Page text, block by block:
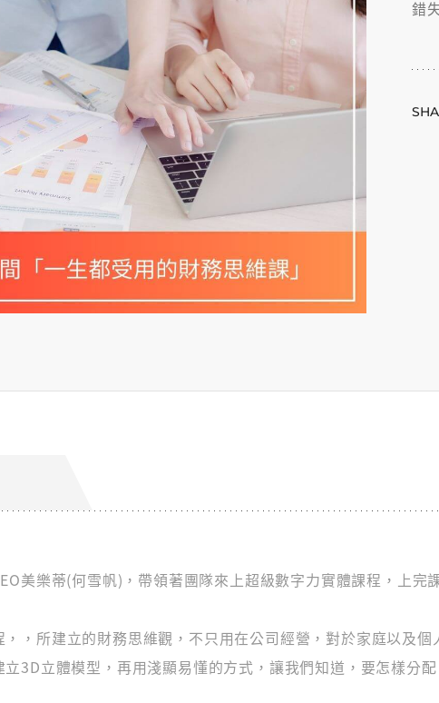
錯
美樂蒂(何雪帆)，帶領著團隊來上超級數字力實體課程，上完
，，所建立的財務思維觀，不只用在公司經營，對於家庭以及
3D立體模型，再用淺顯易懂的方式，讓我們知道，要怎樣分